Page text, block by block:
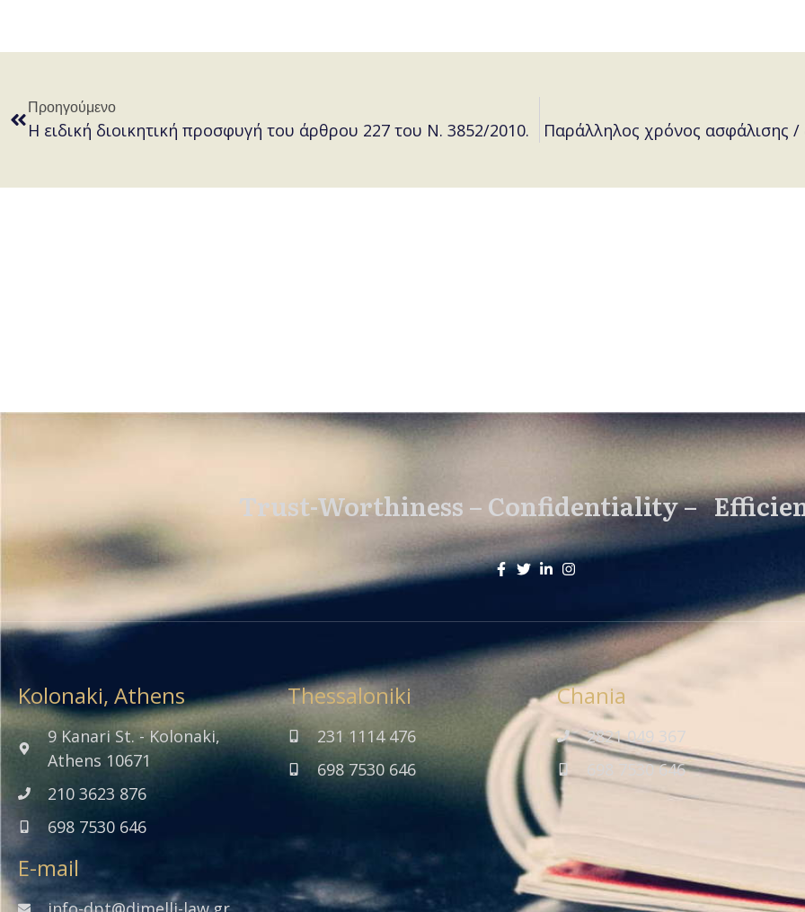
Προηγούμενο
Η ειδική διοικητική προσφυγή του άρθρου 227 του Ν. 3852/2010. Παράλληλος χρόνος ασφάλισης
Trust-Worthiness – Confidentiality –
Kolonaki, Athens
9 Kanari St. - Kolonaki,
Athens 10671
210 3623 876
698 7530 646
E-mail
Thessaloniki
231 1114 476
698 7530 646
Chania
2821 049 367
698 7530 646